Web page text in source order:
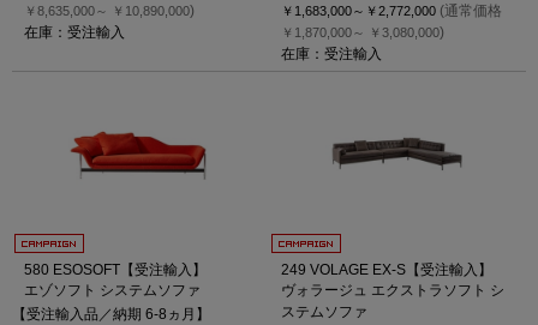
￥8,635,000～ ￥10,890,000)
在庫：受注輸入
￥1,683,000～ ￥2,772,000 (通常価格
￥1,870,000～ ￥3,080,000)
在庫：受注輸入
580 ESOSOFT【受注輸入】
エゾソフト システムソファ
【受注輸入品／納期 6-8ヵ月】
249 VOLAGE EX-S【受注輸入】
ヴォラージュ エクストラソフト シ
ステムソファ